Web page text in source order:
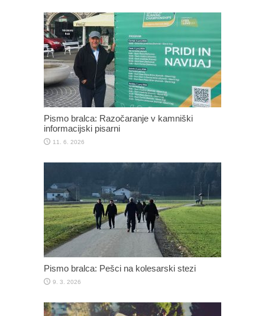
Pismo bralca: Razočaranje v kamniški
informacijski pisarni
11. 6. 2026
Pismo bralca: Pešci na kolesarski stezi
9. 3. 2026